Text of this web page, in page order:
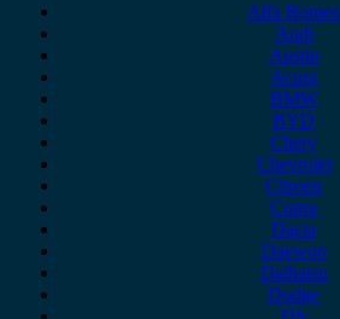
Alfa Romeo
Audi
Austin
Acura
BMW
BYD
Chery
Chevrolet
Citroen
Cupra
Dacia
Daewoo
Daihatsu
Dodge